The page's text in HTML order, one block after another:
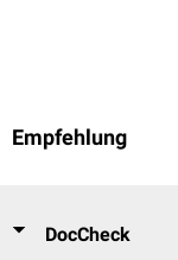
Empfehlung
DocCheck